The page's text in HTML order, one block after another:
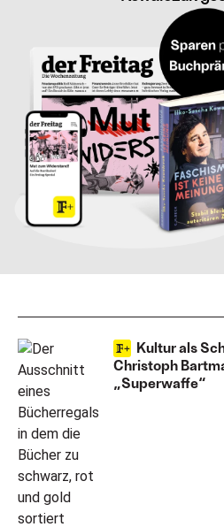
Kultur als
Christoph
„Superwaffe“